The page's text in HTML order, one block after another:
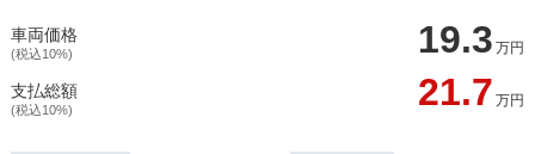
車両価格
(税込10%) 19.3 万円
支払総額
(税込10%) 21.7 万円